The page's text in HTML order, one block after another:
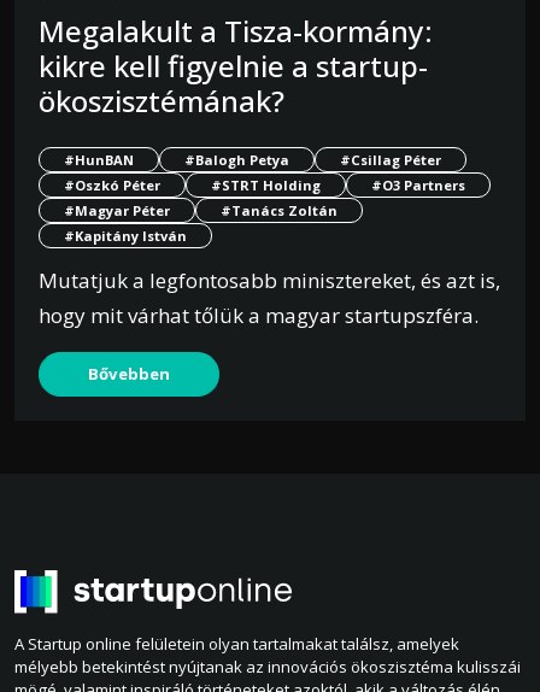
Megalakult a Tisza-kormány:
kikre kell figyelnie a startup-
ökoszisztémának?
#HunBAN #Balogh Petya
#Csillag Péter
#Oszkó Péter
#STRT Holding
#O3 Partners
#Magyar Péter
#Tanács Zoltán
#Kapitány István
Mutatjuk a legfontosabb minisztereket, és azt is,
hogy mit várhat tőlük a magyar startupszféra.
Bővebben
A Startup online felületein olyan tartalmakat találsz, amelyek
mélyebb betekintést nyújtanak az innovációs ökoszisztéma kulisszái